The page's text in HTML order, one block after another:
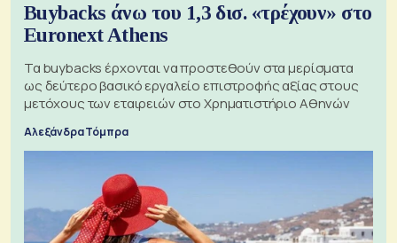
Buybacks άνω του 1,3 δισ. «τρέχουν» στο
Euronext Athens
Τα buybacks έρχονται να προστεθούν στα μερίσματα
ως δεύτερο βασικό εργαλείο επιστροφής αξίας στους
μετόχους των εταιρειών στο Χρηματιστήριο Αθηνών
Αλεξάνδρα Τόμπρα